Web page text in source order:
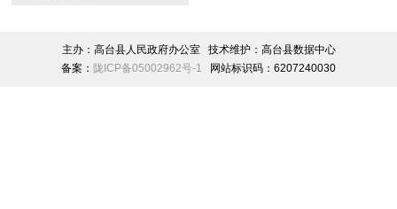
主办：高台县人民政府办公室 技术维护：高台县数据中心
备案： 陇ICP备05002962号-1 网站标识码：6207240030